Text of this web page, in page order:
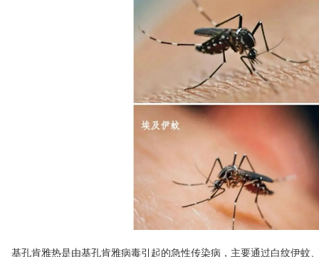
基孔肯雅热是由基孔肯雅病毒引起的急性传染病，主要通过白纹伊蚊